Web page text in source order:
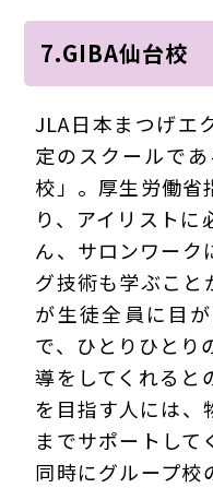
7.GIBA仙台校
JLA日本まつげエ
定のスクールで
校」。厚生労働省
り、アイリストに
ん、サロンワーク
グ技術も学ぶこと
が生徒全員に目
で、ひとりひとり
導をしてくれると
を目指す人には、
までサポートして
同時にグループ校